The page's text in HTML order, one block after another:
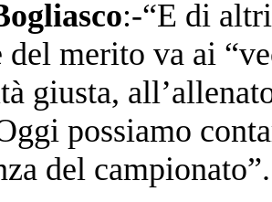
:-“E di
del merito va ai
giusta,
possiamo
del campionato”.